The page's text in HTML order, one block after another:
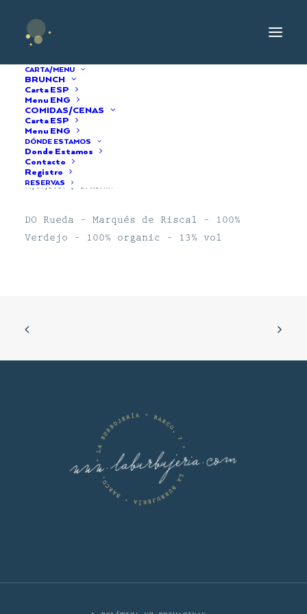
CARTA/MENU
BRUNCH
Carta ESP
Menu ENG
COMIDAS/CENAS
Carta ESP
Menu ENG
DÓNDE ESTAMOS
Donde Estamos
Contacto
Registro
RESERVAS
Marques de Riscal
Verdejo 2020
16/09/2021 | BY ADMIN
DO Rueda – Marqués de Riscal – 100%
Verdejo – 100% organic – 13% vol